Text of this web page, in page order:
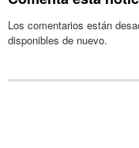
Los comentarios están
disponibles de nuevo.